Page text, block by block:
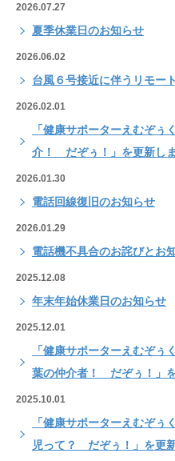
2026.07.27
夏季休業日のお知らせ
2026.06.02
台風６号接近に伴うリモー
2026.02.01
「健康サポーターえむぞ
介！ だぞぅ！」を更新しま
2026.01.30
電話回線復旧のお知らせ
2026.01.29
電話機不具合のお詫びとお
2025.12.08
年末年始休業日のお知らせ
2025.12.01
「健康サポーターえむぞ
葉の仲介者！ だぞぅ！」を
2025.10.01
「健康サポーターえむぞ
児って？ だぞぅ！」を更新